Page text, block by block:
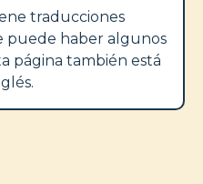
traducciones
puede haber algunos
página también está